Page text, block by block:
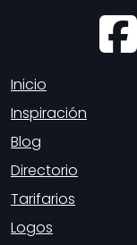
Inicio
Inspiración
Blog
Directorio
Tarifarios
Logos